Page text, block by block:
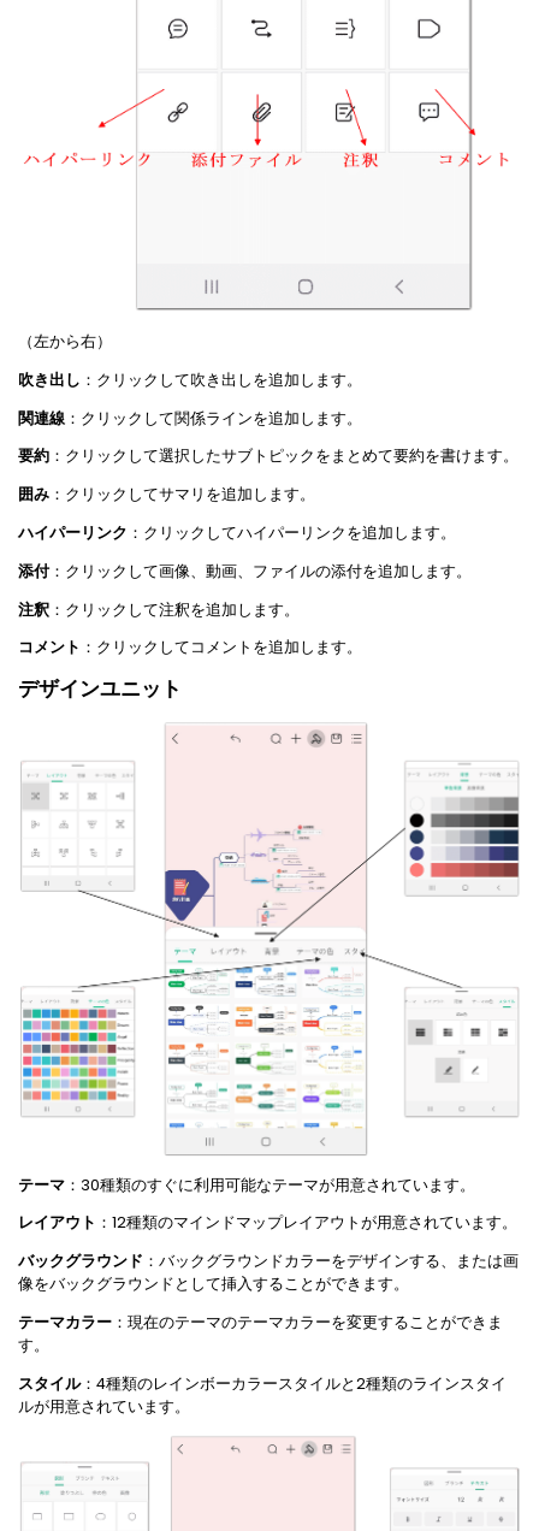
（左から右）
吹き出し ：クリックして吹き出しを追加します。
関連線 ：クリックして関係ラインを追加します。
要約 ：クリックして選択したサブトピックをまとめて要約を書けます。
囲み ：クリックしてサマリを追加します。
ハイパーリンク ：クリックしてハイパーリンクを追加します。
添付：クリックして画像、動画、ファイルの添付を追加します。
注釈 ：クリックして注釈を追加します。
コメント ：クリックしてコメントを追加します。
デザインユニット
テーマ ：30種類のすぐに利用可能なテーマが用意されています。
レイアウト ：12種類のマインドマップレイアウトが用意されています。
バックグラウンド ：バックグラウンドカラーをデザインする、または画
像をバックグラウンドとして挿入することができます。
テーマカラー ：現在のテーマのテーマカラーを変更することができま
す。
スタイル：4種類のレインボーカラースタイルと2種類のラインスタイ
ルが用意されています。